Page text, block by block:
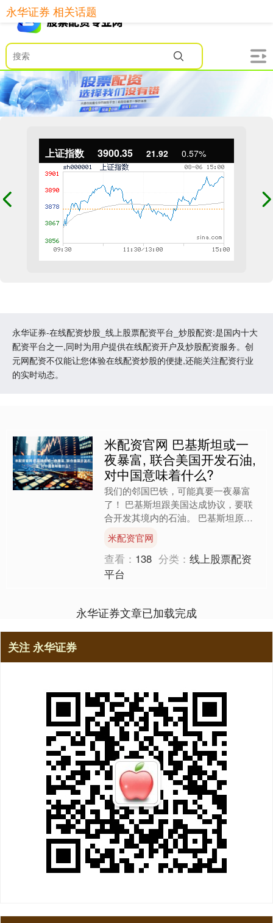
上证指数 3900.35 21.92 0.57%
永华证券-在线配资炒股_线上股票配资平台_炒股配资:是国内十大
配资平台之一,同时为用户提供在线配资开户及炒股配资服务。创
元网配资不仅能让您体验在线配资炒股的便捷,还能关注配资行业
的实时动态。
永华证券 相关话题
米配资官网 巴基斯坦或一
夜暴富, 联合美国开发石油,
对中国意味着什么?
我们的邻国巴铁，可能真要一夜暴富
了！ 巴基斯坦跟美国达成协议，要联
合开发其境内的石油。 巴基斯坦原本
是全世界最穷的国家之一，人均GDP
只有1600美元左右，石油....
米配资官网
查看： 138 分类：线上股票配资
平台
永华证券文章已加载完成
关注 永华证券